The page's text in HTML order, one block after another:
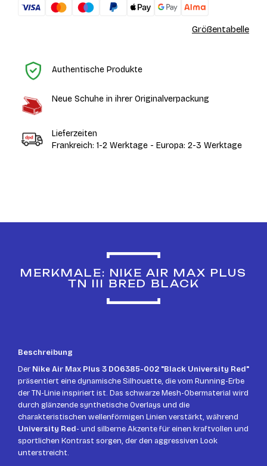
Größentabelle
Authentische Produkte
Neue Schuhe in ihrer Originalverpackung
Lieferzeiten
Frankreich: 1-2 Werktage - Europa: 2-3 Werktage
MERKMALE: NIKE AIR MAX PLUS
TN III BRED BLACK
Beschreibung
Der Nike Air Max Plus 3 DO6385-002 "Black University Red"
präsentiert eine dynamische Silhouette, die vom Running-Erbe
der TN-Linie inspiriert ist. Das schwarze Mesh-Obermaterial wird
durch glänzende synthetische Overlays und die
charakteristischen wellenförmigen Linien verstärkt, während
University Red- und silberne Akzente für einen kraftvollen und
sportlichen Kontrast sorgen, der den aggressiven Look
unterstreicht.